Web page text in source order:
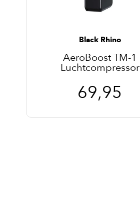
Black Rhino
AeroBoost TM-1
Luchtcompressor
69,95